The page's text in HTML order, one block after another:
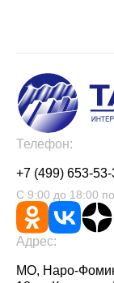
Телефон:
+7 (499) 653-
С 9:00 до 18:00
Адрес:
МО, Наро-